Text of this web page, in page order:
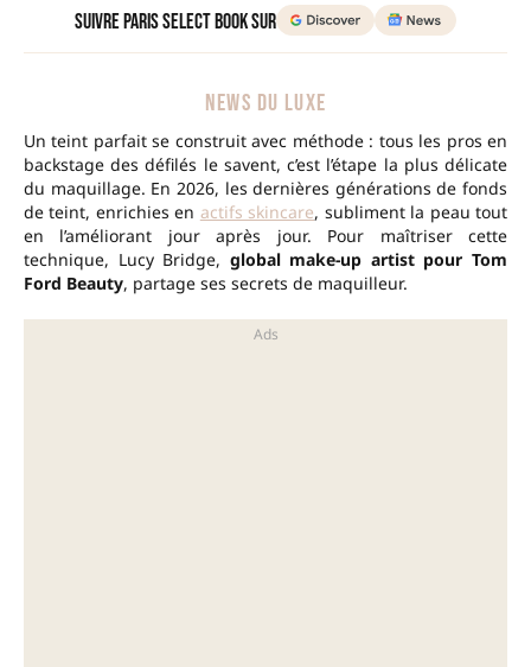
Suivre Paris Select Book sur
NEWS DU LUXE
Un teint parfait se construit avec méthode : tous les pros en
backstage des défilés le savent, c’est l’étape la plus délicate
du maquillage. En 2026, les dernières générations de fonds
de teint, enrichies en actifs skincare, subliment la peau tout
en l’améliorant jour après jour. Pour maîtriser cette
technique, Lucy Bridge, global make-up artist pour Tom
Ford Beauty, partage ses secrets de maquilleur.